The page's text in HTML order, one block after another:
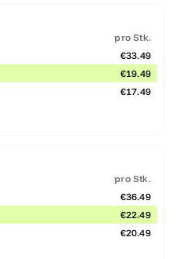
pro Stk.
€33.49
€19.49
€17.49
pro Stk.
€36.49
€22.49
€20.49